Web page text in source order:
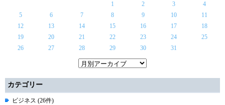
1
2 3
4
5
6 7 8 9 10
11
12
13 14 15 16 17
18
19
20 21 22 23 24
25
26
27 28 29 30 31
カテゴリー
ビジネス (26件)